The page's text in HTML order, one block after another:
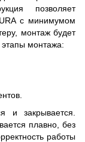
позволяет
с минимумом
монтаж будет
монтажа:
и закрывается.
плавно, без
работы